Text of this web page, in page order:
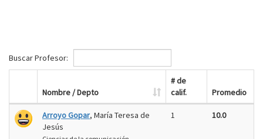
Buscar Profesor:
Nombre / Depto
# de
calif.
Promedio
Arroyo Gopar, María Teresa de
Jesús
1 10.0